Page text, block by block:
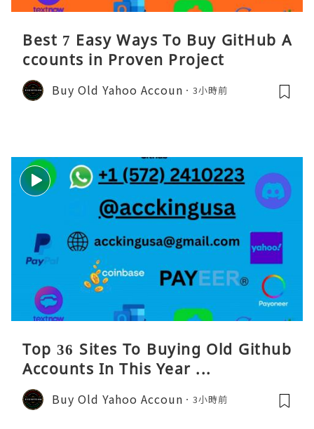
Best 7 Easy Ways To Buy GitHub A
ccounts in Proven Project
Buy Old Yahoo Accoun 3小時前
Top 36 Sites To Buying Old Github
Accounts In This Year ...
Buy Old Yahoo Accoun 3小時前